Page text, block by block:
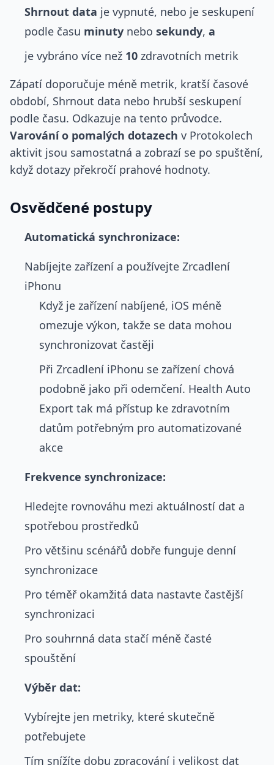
Shrnout data je vypnuté, nebo je seskupení
podle času minuty nebo sekundy, a
je vybráno více než 10 zdravotních metrik
Zápatí doporučuje méně metrik, kratší časové
období, Shrnout data nebo hrubší seskupení
podle času. Odkazuje na tento průvodce.
Varování o pomalých dotazech v Protokolech
aktivit jsou samostatná a zobrazí se po spuštění,
když dotazy překročí prahové hodnoty.
Osvědčené postupy
Automatická synchronizace:
Nabíjejte zařízení a používejte Zrcadlení
iPhonu
Když je zařízení nabíjené, iOS méně
omezuje výkon, takže se data mohou
synchronizovat častěji
Při Zrcadlení iPhonu se zařízení chová
podobně jako při odemčení. Health Auto
Export tak má přístup ke zdravotním
datům potřebným pro automatizované
akce
Frekvence synchronizace:
Hledejte rovnováhu mezi aktuálností dat a
spotřebou prostředků
Pro většinu scénářů dobře funguje denní
synchronizace
Pro téměř okamžitá data nastavte častější
synchronizaci
Pro souhrnná data stačí méně časté
spouštění
Výběr dat:
Vybírejte jen metriky, které skutečně
potřebujete
Tím snížíte dobu zpracování i velikost dat